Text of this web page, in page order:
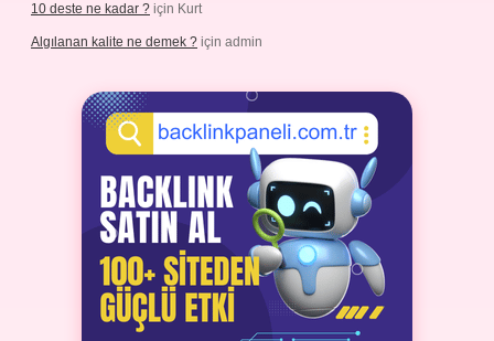
10 deste ne kadar ? için Kurt
Algılanan kalite ne demek ? için admin